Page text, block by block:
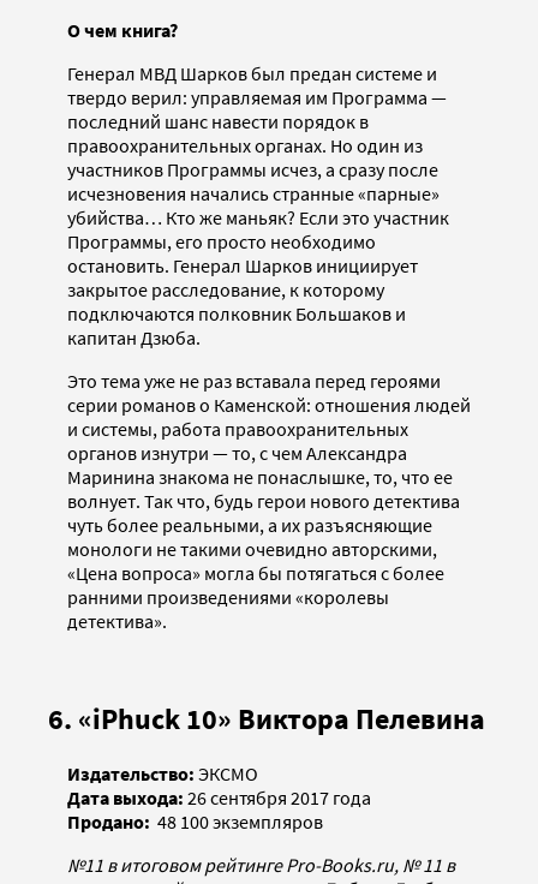
О чем книга?
Генерал МВД Шарков был предан системе и
твердо верил: управляемая им Программа —
последний шанс навести порядок в
правоохранительных органах. Но один из
участников Программы исчез, а сразу после
исчезновения начались странные «парные»
убийства… Кто же маньяк? Если это участник
Программы, его просто необходимо
остановить. Генерал Шарков инициирует
закрытое расследование, к которому
подключаются полковник Большаков и
капитан Дзюба.
Это тема уже не раз вставала перед героями
серии романов о Каменской: отношения людей
и системы, работа правоохранительных
органов изнутри — то, с чем Александра
Маринина знакома не понаслышке, то, что ее
волнует. Так что, будь герои нового детектива
чуть более реальными, а их разъясняющие
монологи не такими очевидно авторскими,
«Цена вопроса» могла бы потягаться с более
ранними произведениями «королевы
детектива».
6. «iPhuck 10» Виктора Пелевина
Издательство: ЭКСМО
Дата выхода: 26 сентября 2017 года
Продано: 48 100 экземпляров
№11 в итоговом рейтинге Pro-Books.ru, № 11 в